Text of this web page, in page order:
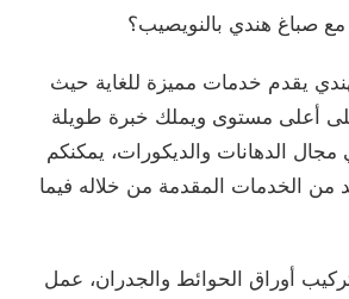
صباغ هندي بالنويصيب؟
يقدم خدمات مميزة للغاية حيث
أعلى مستوى ويملك خبرة طويلة
مجال الدهانات والديكورات، يمكنكم
من الخدمات المقدمة من خلاله فيما
أوراق الحوائط والجدران، عمل